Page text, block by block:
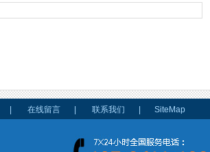
在线留言 联系我们 SiteMap